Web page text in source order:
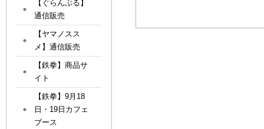
【ぐらんぶる】
通信販売
【ヤマノスス
メ】通信販売
【鉄拳】商品サ
イト
【鉄拳】9月18
日・19日カフェ
ブース